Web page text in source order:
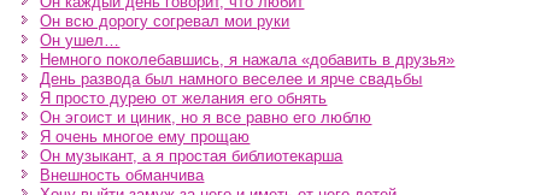
Он всю дорогу согревал мои руки
Он ушел…
Немного поколебавшись, я нажала «добавить в друзья»
День развода был намного веселее и ярче свадьбы
Я просто дурею от желания его обнять
Он эгоист и циник, но я все равно его люблю
Я очень многое ему прощаю
Он музыкант, а я простая библиотекарша
Внешность обманчива